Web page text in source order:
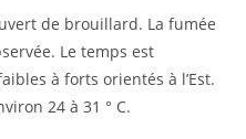
de brouillard. La fumée
Le temps est
à forts orientés à l’Est.
24 à 31 ° C.